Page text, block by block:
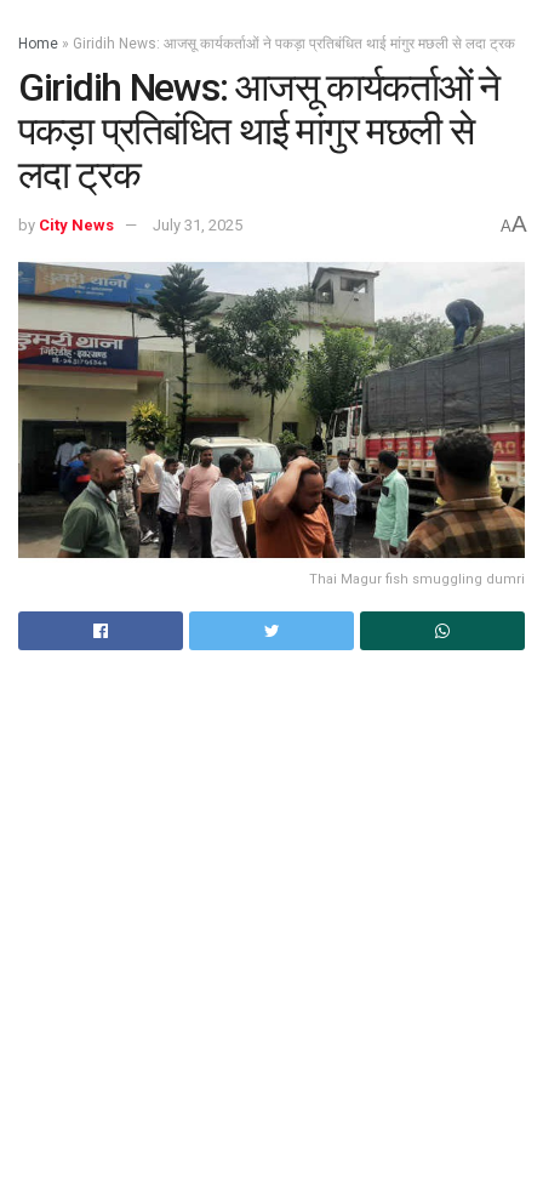
Home » Giridih News: आजसू कार्यकर्ताओं ने पकड़ा प्रतिबंधित थाई मांगुर मछली से लदा ट्रक
Giridih News: आजसू कार्यकर्ताओं ने
पकड़ा प्रतिबंधित थाई मांगुर मछली से
लदा ट्रक
by City News July 31, 2025 AA
Thai Magur fish smuggling dumri